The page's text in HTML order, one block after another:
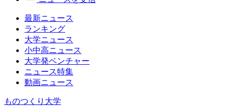
最新ニュース
ランキング
大学ニュース
小中高ニュース
大学発ベンチャー
ニュース特集
動画ニュース
ものつくり大学